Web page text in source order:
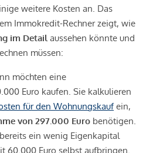
weitere Kosten an. Das
Immokredit-Rechner zeigt, wie
im Detail aussehen könnte und
müssen:
möchten eine
Euro kaufen. Sie kalkulieren
für den Wohnungskaufein,
von 297.000 Euro benötigen.
ein wenig Eigenkapital
60.000 Euro selbst aufbringen.